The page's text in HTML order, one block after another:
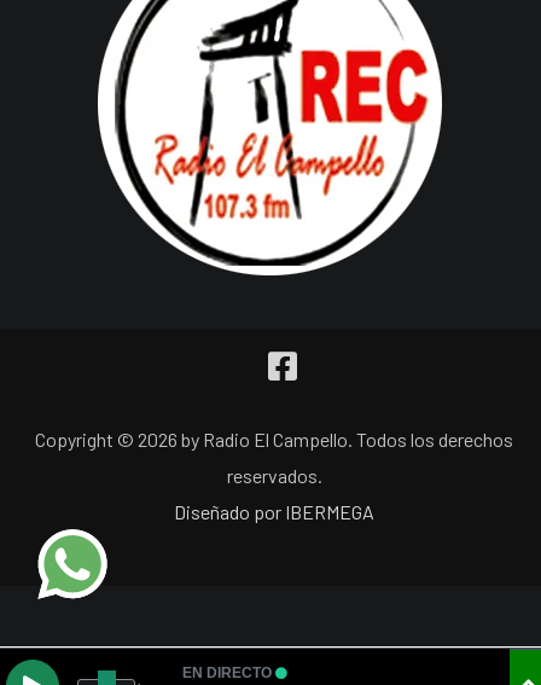
Copyright © 2026 by Radio El Campello. Todos los derechos
reservados.
Diseñado por IBERMEGA
EN DIRECTO